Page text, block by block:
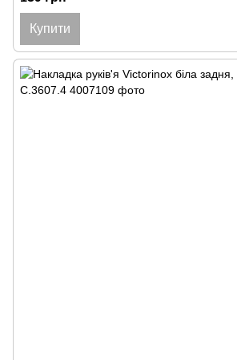
Купити